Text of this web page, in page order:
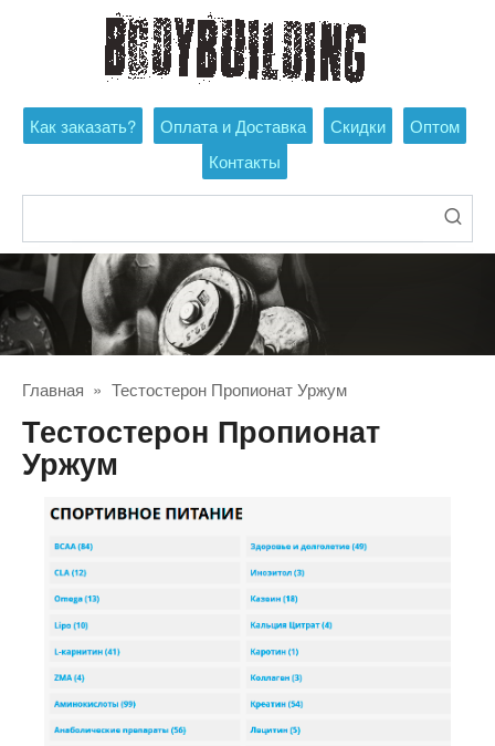
Как заказать? Оплата и Доставка Скидки
Оптом
Контакты
Главная » Тестостерон Пропионат Уржум
Тестостерон Пропионат
Уржум